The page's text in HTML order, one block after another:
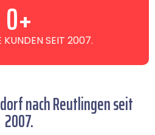
KUNDEN SEIT 2007.
0+
nach Reutlingen seit
2007.